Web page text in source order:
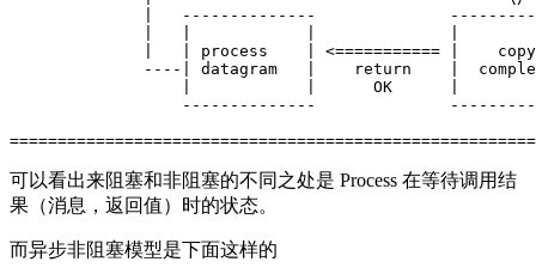
|   --------------
|   | process    |
----| datagram   |    return    |
|            |      OK      |
--------------
可以看出来阻塞和非阻塞的不同之处是 Process 在等待调用结
果（消息，返回值）时的状态。
而异步非阻塞模型是下面这样的